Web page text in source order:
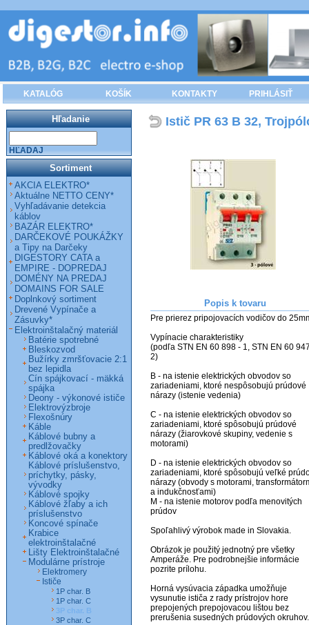
KATALÓG KOŠÍK KONTAKTY PRIHLÁSIŤ
Istič PR 63 B 32,
Popis k tovaru
Pre prierez pripojovacích vodičov do
Vypínacie charakteristiky
(podľa STN EN 60 898 - 1, STN EN 60
2)
B - na istenie elektrických obvodov so
zariadeniami, ktoré nespôsobujú prúdové
nárazy (istenie vedenia)
C - na istenie elektrických obvodov so
zariadeniami, ktoré spôsobujú prúdové
nárazy (žiarovkové skupiny, vedenie s
motorami)
D - na istenie elektrických obvodov so
zariadeniami, ktoré spôsobujú veľké
nárazy (obvody s motorami,
a indukčnosťami)
M - na istenie motorov podľa menovitých
prúdov
Spoľahlivý výrobok made in Slovakia.
Obrázok je použitý jednotný pre všetky
Amperáže. Pre podrobnejšie informácie
pozrite prílohu.
Horná vysúvacia západka umožňuje
vysunutie ističa z rady prístrojov hore
prepojených prepojovacou lištou bez
prerušenia susedných prúdových okruhov.
Hľadanie
HĽADAJ
Sortiment
AKCIA ELEKTRO*
Aktuálne NETTO CENY*
Vyhľadávanie detekcia
káblov
BAZÁR ELEKTRO*
DARČEKOVÉ POUKÁŽKY
a Tipy na Darčeky
DIGESTORY CATA a
EMPIRE - DOPREDAJ
DOMÉNY NA PREDAJ
DOMAINS FOR SALE
Doplnkový sortiment
Drevené Vypínače a
Zásuvky*
Elektroinštalačný materiál
Batérie spotrebné
Bleskozvod
Bužírky zmršťovacie 2:1
bez lepidla
Cín spájkovací - mäkká
spájka
Deony - výkonové ističe
Elektrovýzbroje
Flexošnúry
Káble
Káblové bubny a
predlžovačky
Káblové oká a konektory
Káblové príslušenstvo,
príchytky, pásky,
vývodky
Káblové spojky
Káblové žľaby a ich
príslušenstvo
Koncové spínače
Krabice
elektroinštalačné
Lišty Elektroinštalačné
Modulárne prístroje
Elektromery
Ističe
1P char. B
1P char. C
3P char. B
3P char. C